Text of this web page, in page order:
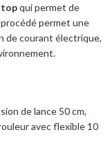
qui permet de
procédé permet une
de courant électrique,
de lance 50 cm,
avec flexible 10